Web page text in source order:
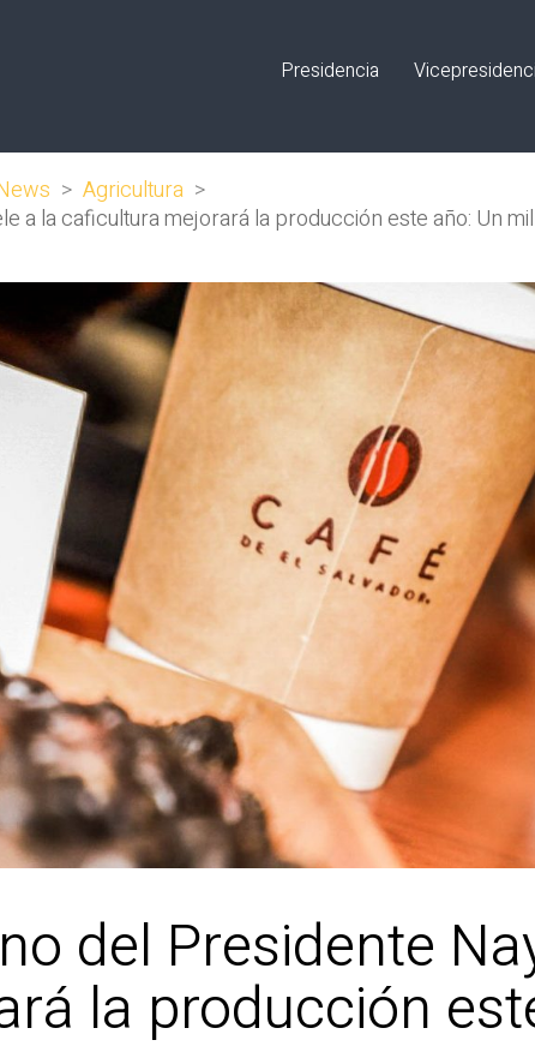
Presidencia
> Agricultura >
a la caficultura mejorará la producción este año: Un
del Presidente
la producción